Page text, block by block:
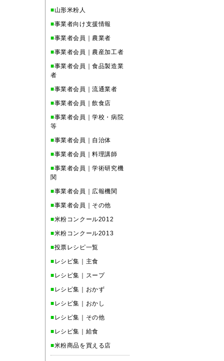
■山形米粉人
■事業者向け支援情報
■事業者会員｜農業者
■事業者会員｜農産加工者
■事業者会員｜食品製造業
者
■事業者会員｜流通業者
■事業者会員｜飲食店
■事業者会員｜学校・病院
等
■事業者会員｜自治体
■事業者会員｜料理講師
■事業者会員｜学術研究機
関
■事業者会員｜広報機関
■事業者会員｜その他
■米粉コンクール2012
■米粉コンクール2013
■投票レシピ一覧
■レシピ集｜主食
■レシピ集｜スープ
■レシピ集｜おかず
■レシピ集｜おかし
■レシピ集｜その他
■レシピ集｜給食
■米粉商品を買える店